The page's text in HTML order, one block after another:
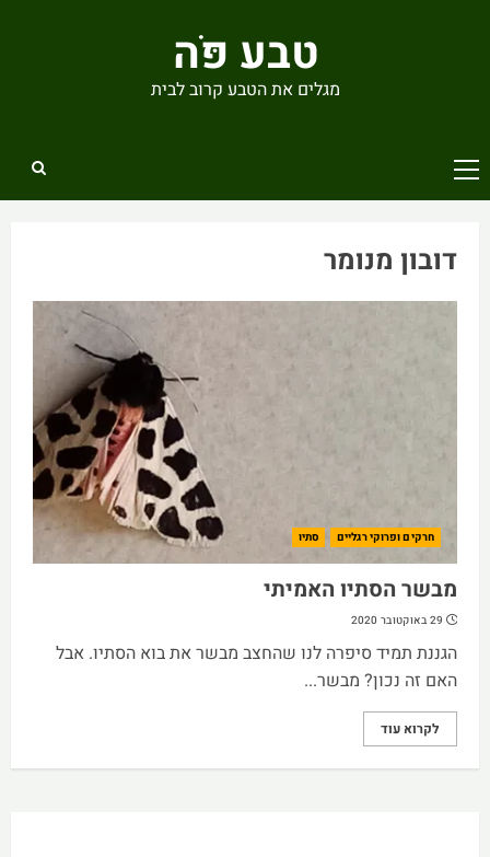
טבע פֹּה
מגלים את הטבע קרוב לבית
Primary
Menu
דובון מנומר
חרקים ופרוקי רגליים סתיו
מבשר הסתיו האמיתי
29 באוקטובר 2020
הגננת תמיד סיפרה לנו שהחצב מבשר את בוא הסתיו. אבל
האם זה נכון? מבשר...
לקרוא עוד